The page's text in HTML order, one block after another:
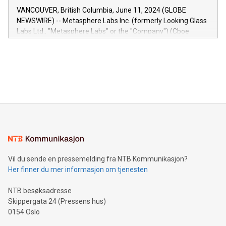
of the Relay42 Insights module, in pre-beta version Key
capabilities of the Relay42 Insights module include: Deep
insights into customer behaviors: With the Relay42 Insights
module, marketers can ask unlimited questions about their
VANCOUVER, British Columbia, June 11, 2024 (GLOBE
NEWSWIRE) -- Metasphere Labs Inc. (formerly Looking Glass
Labs Ltd., "Metasphere Labs" or the "Company") (Cboe
mining.Energy Market Dynamics: Explore how Bitcoin mining
mining.Sound Money: Discover how tamper-proof currency
neutral payment systems support humanitarian
projects.Carbon Footprint: Compare Bitcoin's environmental
event and dive into the critical topics of Bitcoin
Vil du sende en pressemelding fra NTB Kommunikasjon?
Her finner du mer informasjon om tjenesten
NTB besøksadresse
Skippergata 24 (Pressens hus)
0154 Oslo